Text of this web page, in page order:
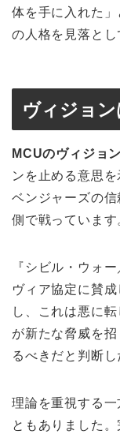
体を手に入れた
の人格を見落とし
ヴィジョ
MCUのヴィジョ
ンを止める意思
ベンジャーズの
側で戦っています
『シビル・ウォ
ヴィア協定に賛
し、これは悪に
が新たな脅威を
るべきだと判断し
理論を重視する
ともありました